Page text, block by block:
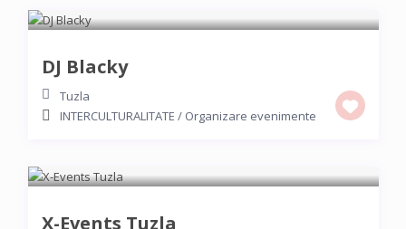
DJ Blacky
Tuzla
INTERCULTURALITATE / Organizare evenimente
X-Events Tuzla